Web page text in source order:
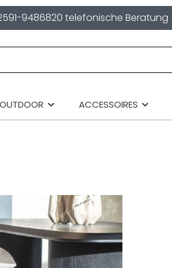
9486820 telefonische Beratung
OUTDOOR ACCESSOIRES